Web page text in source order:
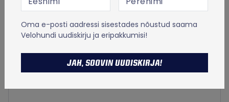
Swix T70-H2
määrderaua hoidja
Tootekood:T70-H2
Suuskade määrderaua hoidja Swix-ilt
VABA AEG
% SOODUS
MICRO TÕUKERATASTE LAOTÜHJENDUS
Oma e-posti aadressi sisestades nõustud saama
Velohundi uudiskirju ja eripakkumisi!
JAH, SOOVIN UUDISKIRJA!